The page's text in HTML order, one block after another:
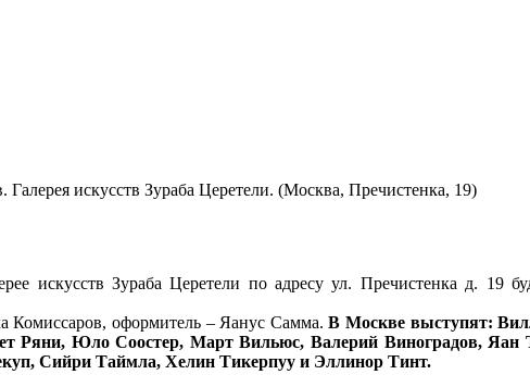
искусств Зураба Церетели. (Москва, Пречистенка, 19)
искусств Зураба Церетели по адресу ул. Пречистенка д. 19
Комиссаров, оформитель – Яанус Самма.В Москве выступят:
Ряни, Юло Соостер, Март Вильюс, Валерий Виноградов, Яан
Сийри Таймла, Хелин Тикерпуу и Эллинор Тинт.